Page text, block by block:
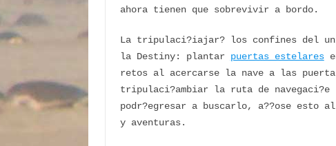
ahora tienen que sobrevivir a bordo.
La tripulaci?iajar? los confines del
la Destiny: plantar puertas estelares
retos al acercarse la nave a las
tripulaci?ambiar la ruta de
podr?egresar a buscarlo, a??ose esto
y aventuras.